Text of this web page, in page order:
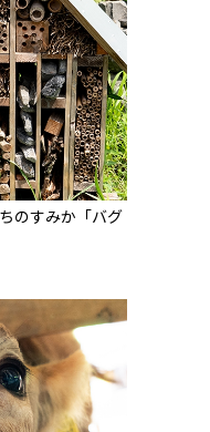
のすみか「バグ